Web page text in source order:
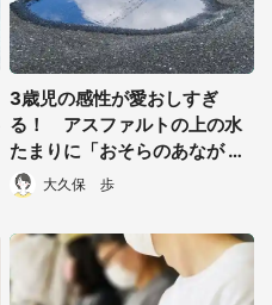
3歳児の感性が愛おしすぎ
る！ アスファルトの上の水
たまりに「おそらのあなが あ
いちゃった」
大久保 歩